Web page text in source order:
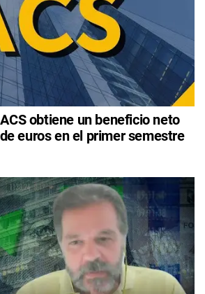
obtiene un beneficio neto
euros en el primer semestre